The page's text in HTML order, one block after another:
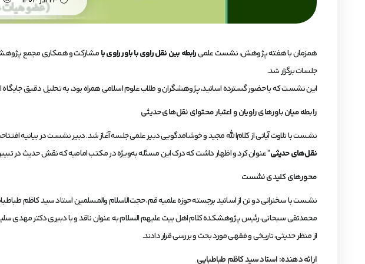
همزمان با هفته پژوهش، نشست علمیرابطه بین نقل راوی با باور راوی بامشارکت و همکاری مجمع
جلسات برگزار شد.
این نشست که با حضور گسترده اساتید، پژوهشگران و طلاب علوم اسلامی همراه بود، به تحلیل دقیق جایگاه
رابطه میان باورهای راویان و اعتبار محتوای نقل‌های حدیثی
نشست با تلاوت آیاتی از کلام‌الله مجید و خوشامدگویی دبیر علمی جلسه آغاز شد. دبیر نشست در بیانیه
نقل‌های حدیثی” عنوان کرد و اظهار داشت که درک این مسئله به‌ویژه در مکتب امامیه که نقش حدیث در
محورهای کلیدی نشست
نشست با سخنرانی دو تن از اساتید برجسته حوزه علمیه قم، حجت‌الاسلام والمسلمین استاد سید کاظم
محمدتقی سبحانی، رئیس پژوهشکده کلام اهل بیت علیهم السلام به عنوان ناقد و با دبیری دکتر مهدی
از منظر حدیثی، تاریخی و فقهی مورد بحث و بررسی قرار دادند.
ارائه دهنده: استاد سید کاظم طباطبایی